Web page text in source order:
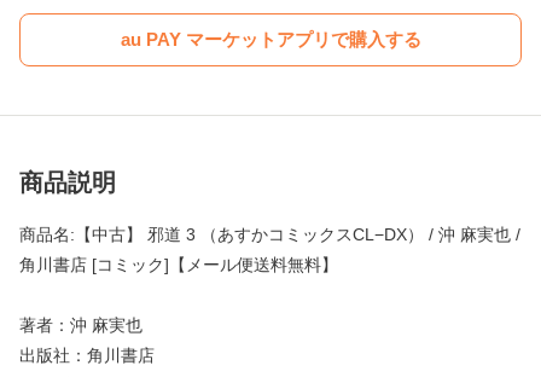
au PAY マーケットアプリで購入する
商品説明
商品名:【中古】 邪道 3 （あすかコミックスCL−DX） / 沖 麻実也 /
角川書店 [コミック]【メール便送料無料】
著者：沖 麻実也
出版社：角川書店